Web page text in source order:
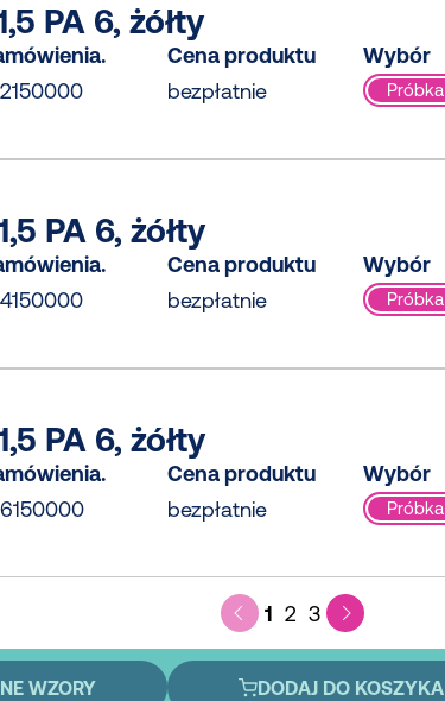
PA 6, żółty
Cena produktu
bezpłatnie
Wybór
Próbka
PA 6, żółty
Cena produktu
bezpłatnie
Wybór
Próbka
PA 6, żółty
Cena produktu
bezpłatnie
Wybór
Próbka
1 2 3
WZORY DODAJ DO KOSZYKA